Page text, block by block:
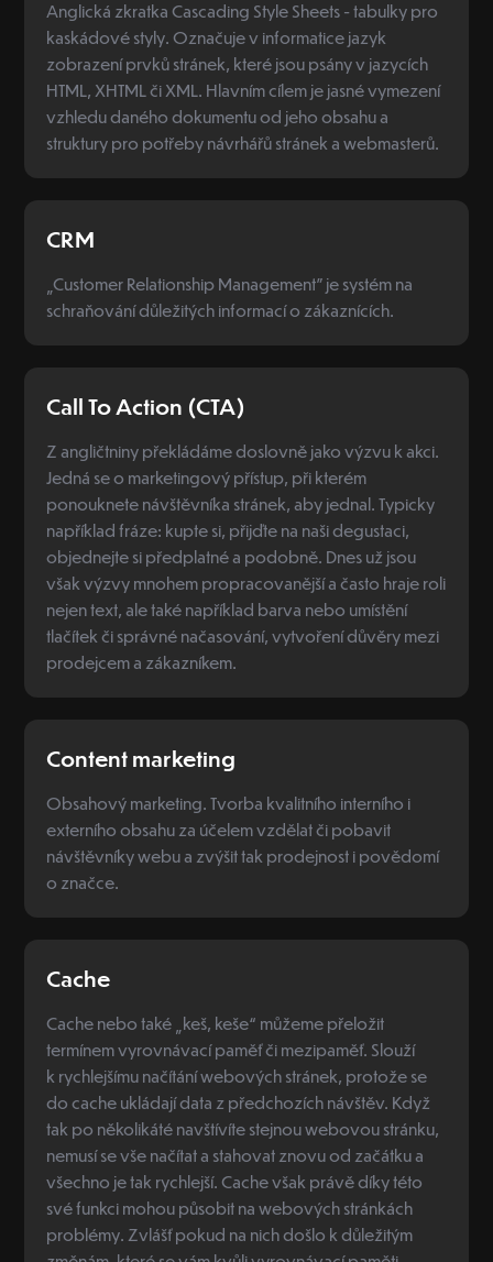
Anglická zkratka Cascading Style Sheets - tabulky pro
kaskádové styly. Označuje v informatice jazyk
zobrazení prvků stránek, které jsou psány v jazycích
HTML, XHTML či XML. Hlavním cílem je jasné vymezení
vzhledu daného dokumentu od jeho obsahu a
struktury pro potřeby návrhářů stránek a webmasterů.
CRM
„Customer Relationship Management” je systém na
schraňování důležitých informací o zákaznících.
Call To Action (CTA)
Z angličtniny překládáme doslovně jako výzvu k akci.
Jedná se o marketingový přístup, při kterém
ponouknete návštěvníka stránek, aby jednal. Typicky
například fráze: kupte si, přijďte na naši degustaci,
objednejte si předplatné a podobně. Dnes už jsou
však výzvy mnohem propracovanější a často hraje roli
nejen text, ale také například barva nebo umístění
tlačítek či správné načasování, vytvoření důvěry mezi
prodejcem a zákazníkem.
Content marketing
Obsahový marketing. Tvorba kvalitního interního i
externího obsahu za účelem vzdělat či pobavit
návštěvníky webu a zvýšit tak prodejnost i povědomí
o značce.
Cache
Cache nebo také „keš, keše“ můžeme přeložit
termínem vyrovnávací paměť či mezipaměť. Slouží
k rychlejšímu načítání webových stránek, protože se
do cache ukládají data z předchozích návštěv. Když
tak po několikáté navštívíte stejnou webovou stránku,
nemusí se vše načítat a stahovat znovu od začátku a
všechno je tak rychlejší. Cache však právě díky této
své funkci mohou působit na webových stránkách
problémy. Zvlášť pokud na nich došlo k důležitým